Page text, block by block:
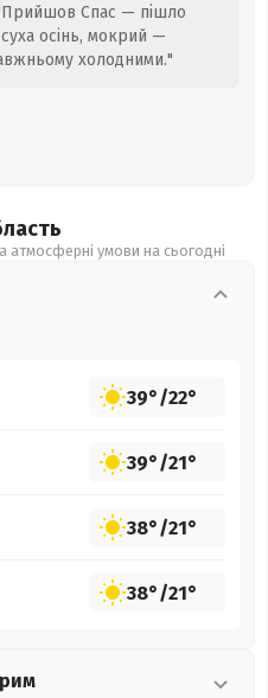
Спас — пішло
осінь, мокрий —
холодними."
атмосферні умови на сьогодні
39°/22°
39°/21°
38°/21°
38°/21°